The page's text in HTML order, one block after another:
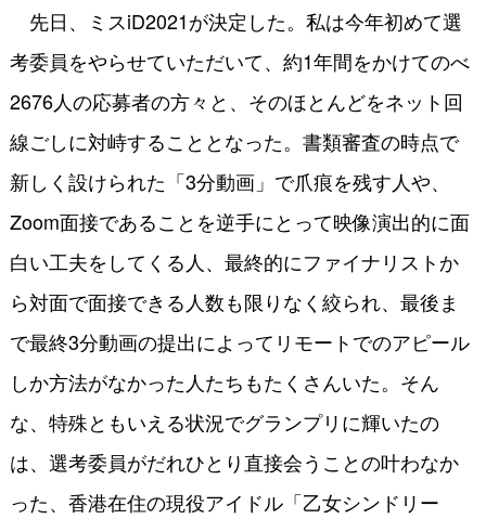
先日、 ミスiD2021が決定した。私は今年初めて選
考委員をやらせていただいて、約1年間をかけてのべ
2676人の応募者の方々と、そのほとんどをネット回
線ごしに対峙することとなった。書類審査の時点で
新しく設けられた「3分動画」で爪痕を残す人や、
Zoom面接であることを逆手にとって映像演出的に面
白い工夫をしてくる人、最終的にファイナリストか
ら対面で面接できる人数も限りなく絞られ、最後ま
で最終3分動画の提出によってリモートでのアピール
しか方法がなかった人たちもたくさんいた。そん
な、特殊ともいえる状況でグランプリに輝いたの
は、選考委員がだれひとり直接会うことの叶わなか
った、香港在住の現役アイドル「乙女シンドリー